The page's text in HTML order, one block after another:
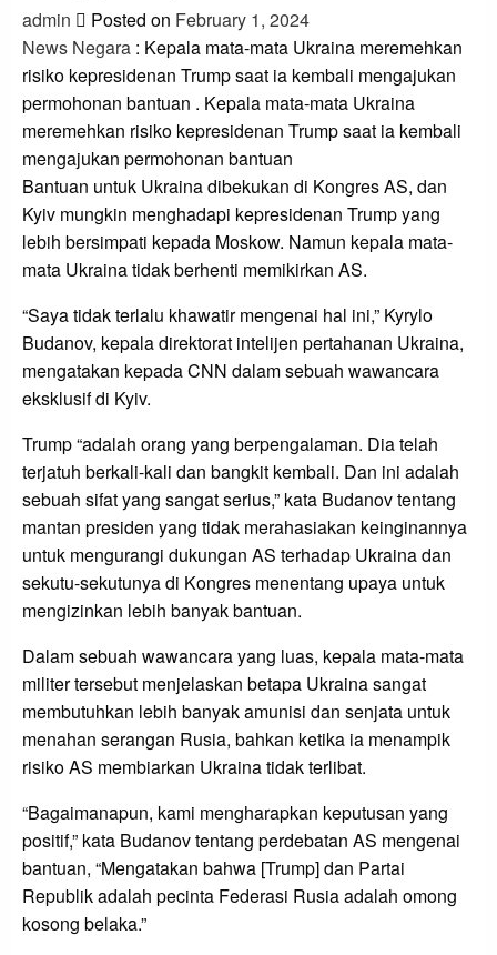
admin Posted on February 1, 2024
News Negara : Kepala mata-mata Ukraina meremehkan
risiko kepresidenan Trump saat ia kembali mengajukan
permohonan bantuan . Kepala mata-mata Ukraina
meremehkan risiko kepresidenan Trump saat ia kembali
mengajukan permohonan bantuan
Bantuan untuk Ukraina dibekukan di Kongres AS, dan
Kyiv mungkin menghadapi kepresidenan Trump yang
lebih bersimpati kepada Moskow. Namun kepala mata-
mata Ukraina tidak berhenti memikirkan AS.
“Saya tidak terlalu khawatir mengenai hal ini,” Kyrylo
Budanov, kepala direktorat intelijen pertahanan Ukraina,
mengatakan kepada CNN dalam sebuah wawancara
eksklusif di Kyiv.
Trump “adalah orang yang berpengalaman. Dia telah
terjatuh berkali-kali dan bangkit kembali. Dan ini adalah
sebuah sifat yang sangat serius,” kata Budanov tentang
mantan presiden yang tidak merahasiakan keinginannya
untuk mengurangi dukungan AS terhadap Ukraina dan
sekutu-sekutunya di Kongres menentang upaya untuk
mengizinkan lebih banyak bantuan.
Dalam sebuah wawancara yang luas, kepala mata-mata
militer tersebut menjelaskan betapa Ukraina sangat
membutuhkan lebih banyak amunisi dan senjata untuk
menahan serangan Rusia, bahkan ketika ia menampik
risiko AS membiarkan Ukraina tidak terlibat.
“Bagaimanapun, kami mengharapkan keputusan yang
positif,” kata Budanov tentang perdebatan AS mengenai
bantuan, “Mengatakan bahwa [Trump] dan Partai
Republik adalah pecinta Federasi Rusia adalah omong
kosong belaka.”